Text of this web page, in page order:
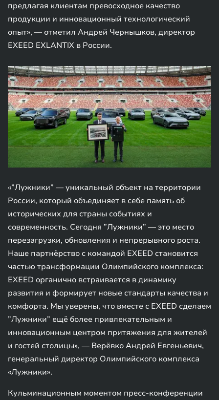
предлагая клиентам превосходное качество
продукции и инновационный технологический
опыт», — отметил Андрей Чернышков, директор
EXEED EXLANTIX в России.
«”Лужники” — уникальный объект на территории
России, который объединяет в себе память об
исторических для страны событиях и
современность. Сегодня ”Лужники” — это место
перезагрузки, обновления и непрерывного роста.
Наше партнёрство с командой EXEED становится
частью трансформации Олимпийского комплекса:
EXEED органично встраивается в динамику
развития и формирует новые стандарты качества и
комфорта. Мы уверены, что вместе с EXEED сделаем
”Лужники” ещё более привлекательным и
инновационным центром притяжения для жителей
и гостей столицы», — Верёвко Андрей Евгеньевич,
генеральный директор Олимпийского комплекса
«Лужники».
Кульминационным моментом пресс-конференции